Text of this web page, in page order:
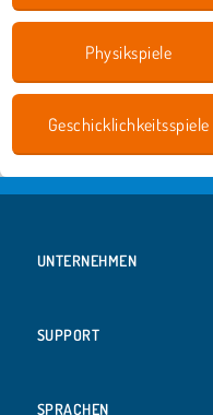
Physikspiele
Geschicklichkeitsspiele
UNTERNEHMEN
SUPPORT
SPRACHEN